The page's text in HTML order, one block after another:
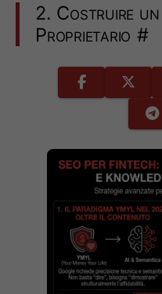
2. Costruire un
Proprietario #